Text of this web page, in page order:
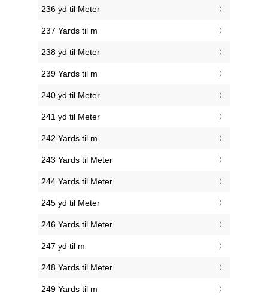
236 yd til Meter
237 Yards til m
238 yd til Meter
239 Yards til m
240 yd til Meter
241 yd til Meter
242 Yards til m
243 Yards til Meter
244 Yards til Meter
245 yd til Meter
246 Yards til Meter
247 yd til m
248 Yards til Meter
249 Yards til m